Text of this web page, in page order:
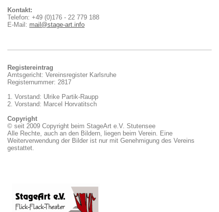
Kontakt:
Telefon: +49 (0)176 - 22 779 188
E-Mail: mail@stage-art.info
Registereintrag
Amtsgericht: Vereinsregister Karlsruhe
Registernummer: 2817
1. Vorstand: Ulrike Partik-Raupp
2. Vorstand: Marcel Horvatitsch
Copyright
© seit 2009 Copyright beim StageArt e.V. Stutensee
Alle Rechte, auch an den Bildern, liegen beim Verein. Eine
Weiterverwendung der Bilder ist nur mit Genehmigung des Vereins
gestattet.